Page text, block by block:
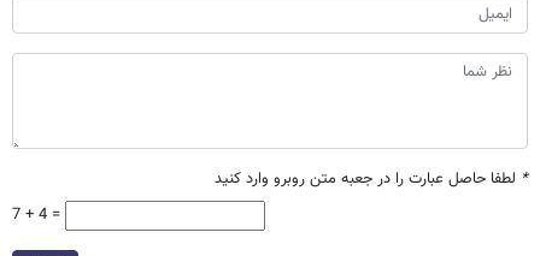
* لطفا حاصل عبارت را در جعبه متن روبرو وارد کنید
7 + 4 =